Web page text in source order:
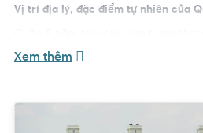
Vị trí địa lý, đặc điểm tự nhiên của
5 có diện tích 4,27 km
Đông Quận 5 giáp với quận 1 có
Nguyễn Văn Cừ.
Xem thêm